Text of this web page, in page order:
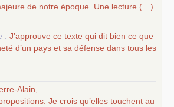
de notre époque. Une lecture (…)
: J’approuve ce texte qui dit bien ce que
d’un pays et sa défense dans tous les
Alain,
Je crois qu’elles touchent au